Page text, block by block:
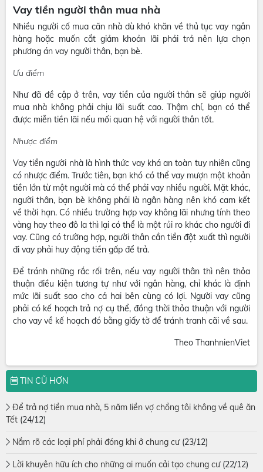
Vay tiền người thân mua nhà
Nhiều người cố mua căn nhà dù khó khăn về thủ tục vay ngân
hàng hoặc muốn cắt giảm khoản lãi phải trả nên lựa chọn
phương án vay người thân, bạn bè.
Ưu điểm
Như đã đề cập ở trên, vay tiền của người thân sẽ giúp người
mua nhà không phải chịu lãi suất cao. Thậm chí, bạn có thể
được miễn tiền lãi nếu mối quan hệ với người thân tốt.
Nhược điểm
Vay tiền người nhà là hình thức vay khá an toàn tuy nhiên cũng
có nhược điểm. Trước tiên, bạn khó có thể vay mượn một khoản
tiền lớn từ một người mà có thể phải vay nhiều người. Mặt khác,
người thân, bạn bè không phải là ngân hàng nên khó cam kết
về thời hạn. Có nhiều trường hợp vay không lãi nhưng tính theo
vàng hay theo đô la thì lại có thể là một rủi ro khác cho người đi
vay. Cũng có trường hợp, người thân cần tiền đột xuất thì người
đi vay phải huy động tiền gấp để trả.
Để tránh những rắc rối trên, nếu vay người thân thì nên thỏa
thuận điều kiện tương tự như với ngân hàng, chỉ khác là định
mức lãi suất sao cho cả hai bên cùng có lợi. Người vay cũng
phải có kế hoạch trả nợ cụ thể, đồng thời thỏa thuận với người
cho vay về kế hoạch đó bằng giấy tờ để tránh tranh cãi về sau.
Theo ThanhnienViet
TIN CŨ HƠN
Để trả nợ tiền mua nhà, 5 năm liền vợ chồng tôi không về quê ăn
Tết (24/12)
Nắm rõ các loại phí phải đóng khi ở chung cư(23/12)
Lời khuyên hữu ích cho những ai muốn cải tạo chung cư(22/12)